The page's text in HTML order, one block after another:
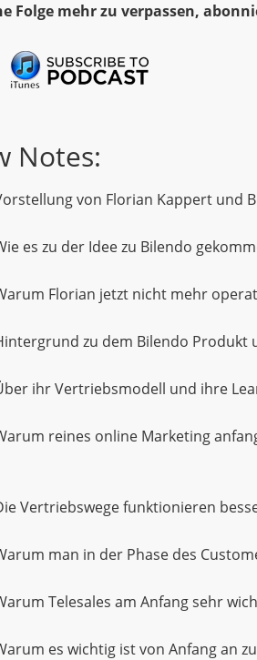
Folge mehr zu verpassen,
Notes:
von Florian Kappert und
es zu der Idee zu Bilendo
Florian jetzt nicht mehr
zu dem Bilendo Produkt
ihr Vertriebsmodell und ihre
reines online Marketing
Vertriebswege funktionieren
man in der Phase des
Telesales am Anfang sehr
es wichtig ist von Anfang an